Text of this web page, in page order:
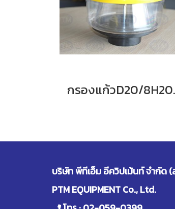
กรอ
บริษัท พีทีเอ็ม อีควิปเม้นท์ จำกัด
PTM EQUIPMENT Co., Ltd.